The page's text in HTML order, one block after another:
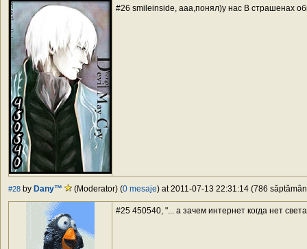
#26 smileinside, ааа,понял)у нас В страшенах
#28 by Dany™ (Moderator) (0 mesaje) at 2011-07-13 22:31:14 (786
#25 450540, "... а зачем интернет когда нет